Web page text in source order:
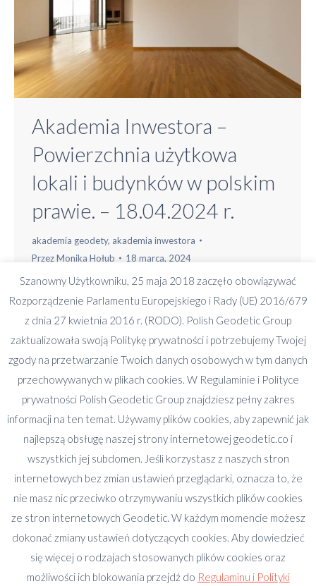
Akademia Inwestora –
Powierzchnia użytkowa
lokali i budynków w polskim
prawie. – 18.04.2024 r.
akademia geodety, akademia inwestora
PrzezMonika Hołub 18 marca, 2024
Powierzchnia użytkowa lokali i budynków w
polskim prawie Różne cele pomiaru, podstawy
prawne i zasady pomiaru. Powierzchnie
użytkowe w deweloperce, samodzielnościach
lokali, inwentaryzacjach, operatach i
podatkach” Szkolimy w całej Polsce
stacjonarnie i on-line Zapytaj o szkolenie
Akademia Inwestora „Powierzchnia użytkowa
lokali i budynków w polskim prawie. Różne
cele pomiaru, podstawy prawne i zasady
pomiaru. Powierzchnie…
Szanowny Użytkowniku, 25 maja 2018 zaczęło obowiązywać
Rozporządzenie Parlamentu Europejskiego i Rady (UE) 2016/679
z dnia 27 kwietnia 2016 r. (RODO). Polish Geodetic Group
zaktualizowała swoją Politykę prywatności i potrzebujemy Twojej
zgody na przetwarzanie Twoich danych osobowych w tym danych
przechowywanych w plikach cookies. W Regulaminie i Polityce
prywatności Polish Geodetic Group znajdziesz pełny zakres
informacji na ten temat. Używamy plików cookies, aby zapewnić jak
najlepszą obsługę naszej strony internetowej geodetic.co i
wszystkich jej subdomen. Jeśli korzystasz z naszych stron
internetowych bez zmian ustawień przeglądarki, oznacza to, że
nie masz nic przeciwko otrzymywaniu wszystkich plików cookies
ze stron internetowych Geodetic. W każdym momencie możesz
dokonać zmiany ustawień dotyczących cookies. Aby dowiedzieć
się więcej o rodzajach stosowanych plików cookies oraz
możliwości ich blokowania przejdź do Regulaminu i Polityki